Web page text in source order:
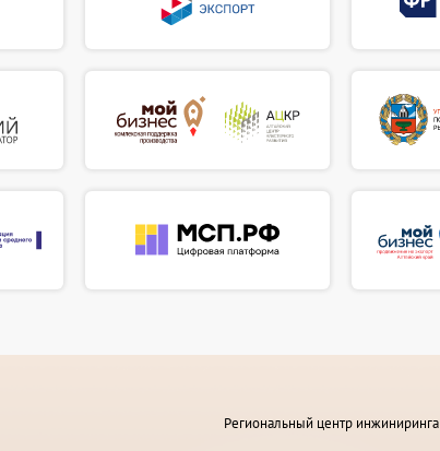
Региональный центр инжиниринга